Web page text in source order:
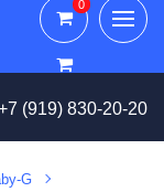
(919) 830-20-20
0
0
G